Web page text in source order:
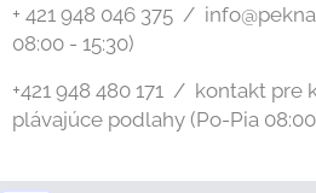
+ 421 948 046 375 /
08:00 - 15:30)
+421 948 480 171 / kontakt pre
plávajúce podlahy (Po-Pia 08:00